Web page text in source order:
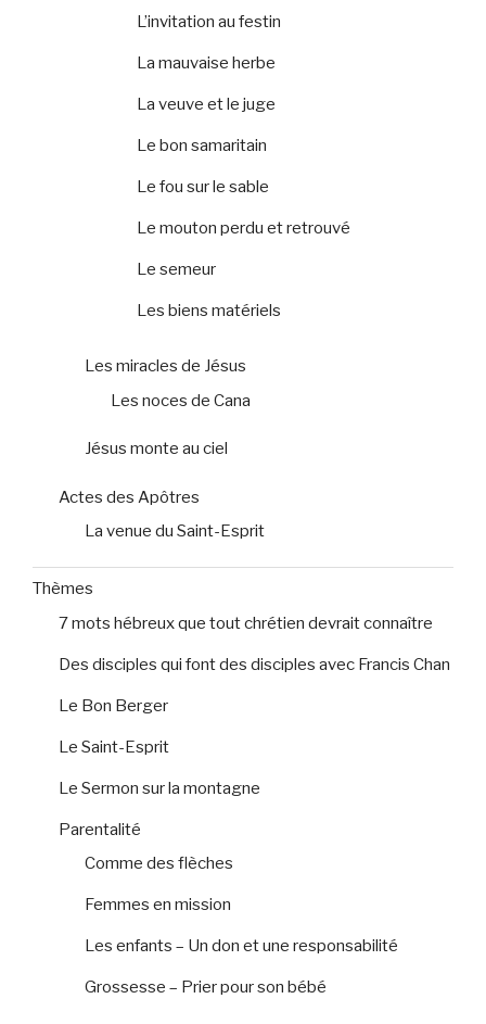
L’invitation au festin
La mauvaise herbe
La veuve et le juge
Le bon samaritain
Le fou sur le sable
Le mouton perdu et retrouvé
Le semeur
Les biens matériels
Les miracles de Jésus
Les noces de Cana
Jésus monte au ciel
Actes des Apôtres
La venue du Saint-Esprit
Thèmes
7 mots hébreux que tout chrétien devrait connaître
Des disciples qui font des disciples avec Francis Chan
Le Bon Berger
Le Saint-Esprit
Le Sermon sur la montagne
Parentalité
Comme des flèches
Femmes en mission
Les enfants – Un don et une responsabilité
Grossesse – Prier pour son bébé